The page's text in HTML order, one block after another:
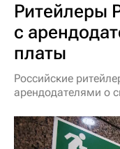
Ритейлеры
с
платы
Российские
арендодателями о